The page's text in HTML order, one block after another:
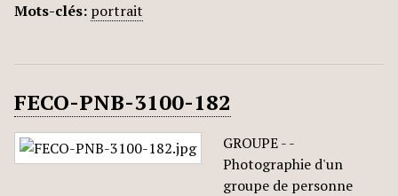
Mots-clés: portrait
FECO-PNB-3100-182
GROUPE - -
Photographie d'un
groupe de personne